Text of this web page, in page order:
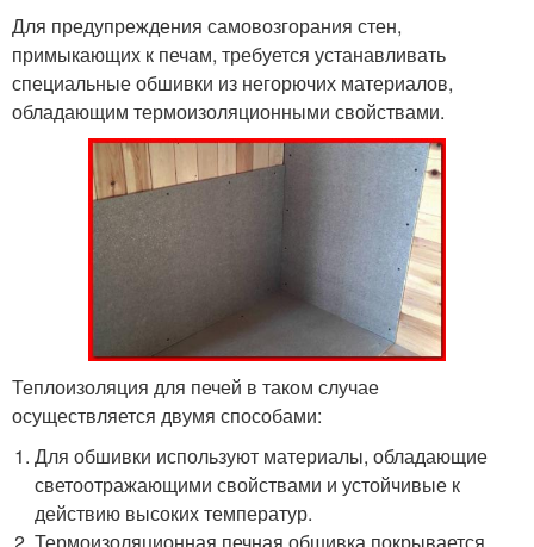
Для предупреждения самовозгорания стен,
примыкающих к печам, требуется устанавливать
специальные обшивки из негорючих материалов,
обладающим термоизоляционными свойствами.
Теплоизоляция для печей в таком случае
осуществляется двумя способами:
Для обшивки используют материалы, обладающие
светоотражающими свойствами и устойчивые к
действию высоких температур.
Термоизоляционная печная обшивка покрывается